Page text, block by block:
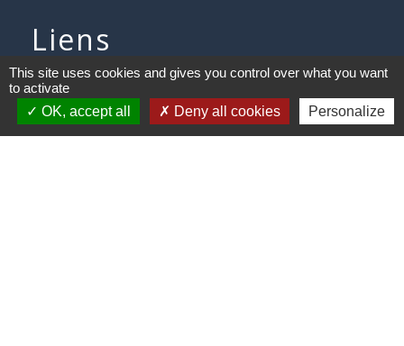
Liens
Communauté de communes des
Villes Soeurs
Conseil Départemental de la
This site uses cookies and gives you control over what you want
to activate
OK, accept all
Deny all cookies Personalize